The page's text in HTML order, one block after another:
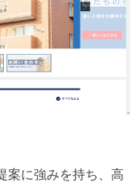
案に強みを持ち、高